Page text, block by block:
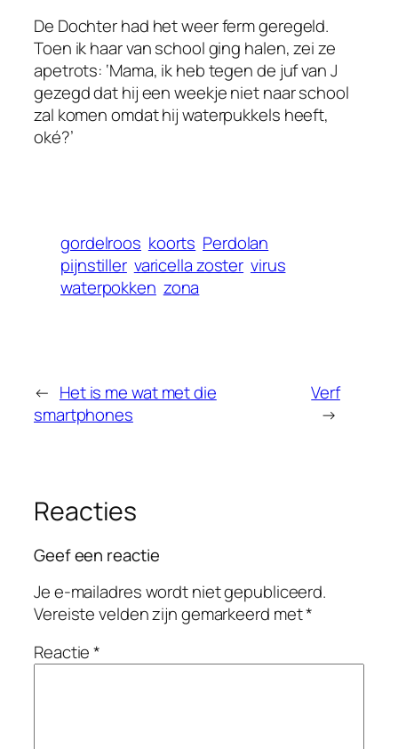
De Dochter had het weer ferm geregeld.
Toen ik haar van school ging halen, zei ze
apetrots: ‘Mama, ik heb tegen de juf van J
gezegd dat hij een weekje niet naar school
zal komen omdat hij waterpukkels heeft,
oké?’
gordelroos koorts Perdolan
pijnstiller varicella zoster virus
waterpokken zona
← Het is me wat met die
smartphones
Verf
→
Reacties
Geef een reactie
Je e-mailadres wordt niet gepubliceerd.
Vereiste velden zijn gemarkeerd met*
Reactie*